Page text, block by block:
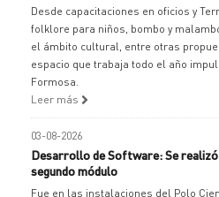
Desde capacitaciones en oficios y
folklore para niños, bombo y
el ámbito cultural, entre otras
espacio que trabaja todo el año
Formosa.
Leer más
03-08-2026
Desarrollo de Software: Se
segundo módulo
Fue en las instalaciones del Polo